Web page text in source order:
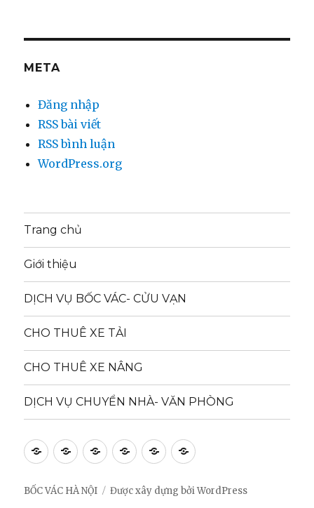
META
Đăng nhập
RSS bài viết
RSS bình luận
WordPress.org
Trang chủ
Giới thiệu
DỊCH VỤ BỐC VÁC- CỬU VẠN
CHO THUÊ XE TẢI
CHO THUÊ XE NÂNG
DỊCH VỤ CHUYỂN NHÀ- VĂN PHÒNG
TrangGiới DỊCH
BỐC
CHO
XE
CHO
XE
DỊCH
CHUYỂN
BỐC VÁC HÀ NỘI Được xây dựng bởi WordPress